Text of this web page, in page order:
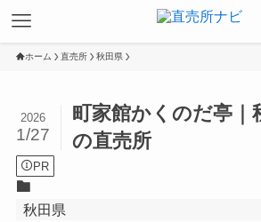
ホーム 直売所 秋田県
町家館かくのだ亭｜
の直売所
2026
1/27
PR
秋田県